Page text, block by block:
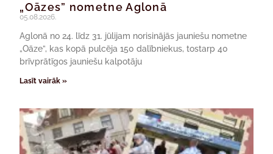
„Oāzes” nometne Aglonā
05.08.2026.
Aglonā no 24. līdz 31. jūlijam norisinājās jauniešu nometne
„Oāze”, kas kopā pulcēja 150 dalībniekus, tostarp 40
brīvprātīgos jauniešu kalpotāju
Lasīt vairāk »